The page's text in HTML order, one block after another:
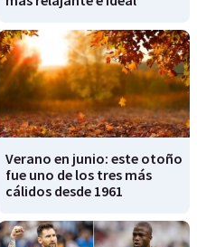
Verano en junio: este otoño
fue uno de los tres más
cálidos desde 1961